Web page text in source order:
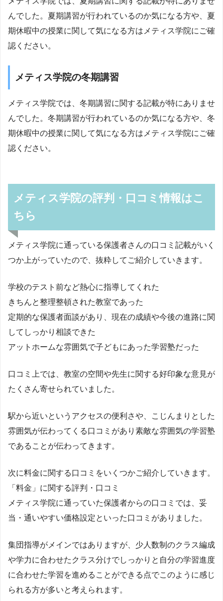
んでした。夏期講習が行われているのか気になる方や、夏
期休暇中の授業に関して気になる方はメティス学院にご確
認ください。
メティス学院の冬期講習
メティス学院では、冬期講習に関する記載が特にありませ
んでした。冬期講習が行われているのか気になる方や、冬
期休暇中の授業に関して気になる方はメティス学院にご確
認ください。
メティス学院の評判・口コミ情報はこ
ちら
メティス学院に通っている保護者さんの口コミ記載がいく
つか上がっていたので、抜粋してご紹介していきます。
学校のテスト前など熱心に指導してくれた
きちんと整理整頓された教室であった
定期的な保護者面談があり、現在の成績や今後の進路に関
してしっかり相談できた
アットホームな雰囲気で子どもにあった学習塾だった
口コミ上では、教室の空間や先生に関する好印象な意見が
たくさん寄せられていました。
駅から近いというアクセスの便利さや、こじんまりとした
雰囲気が伝わってくる口コミがあり素敵な雰囲気の学習塾
であることが伝わってきます。
次に料金に関する口コミをいくつかご紹介していきます。
「料金」に関する評判・口コミ
メティス学院に通っていた保護者からの口コミでは、妥
当・通いやすい価格設定といった口コミがありました。
集団指導がメインではありますが、少人数制のクラス編成
や学力に合わせたクラス分けでしっかりと自分の学習進度
に合わせた学習を進めることができる点でこのように感じ
られる方が多いと考えられます。